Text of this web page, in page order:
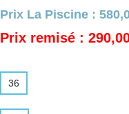
Prix La Piscine :
Prix remisé :
36